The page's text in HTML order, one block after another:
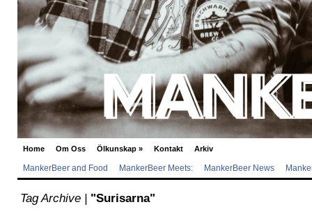
Home Om Oss Ölkunskap » Kontakt Arkiv
MankerBeer and Food MankerBeer Meets: MankerBeer News
Tag Archive | "Surisarna"